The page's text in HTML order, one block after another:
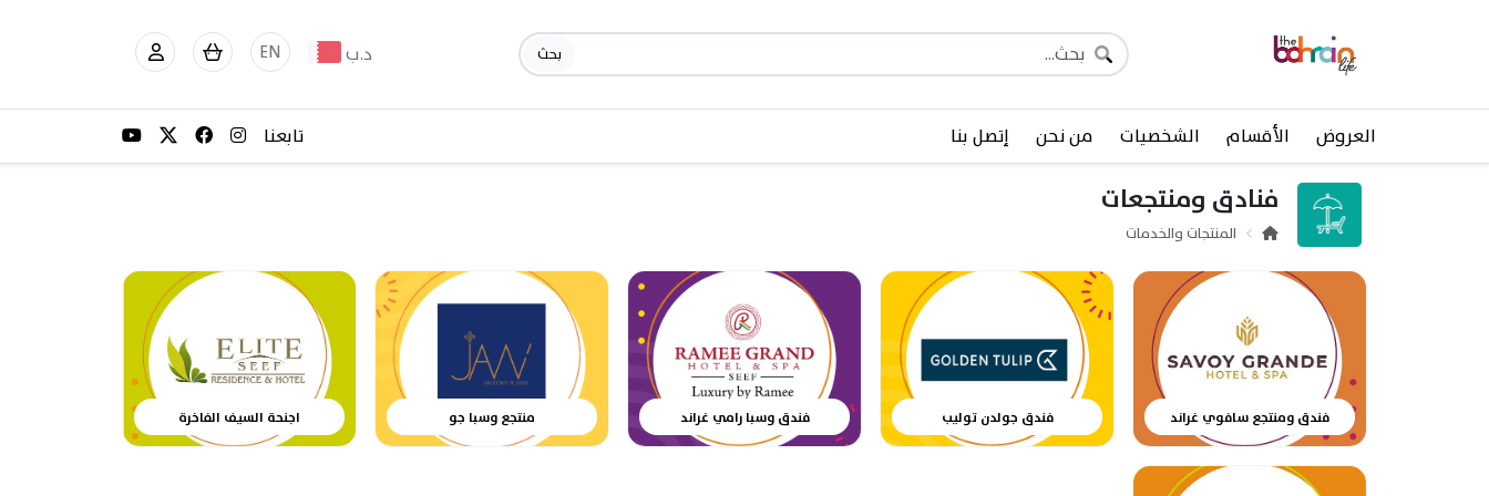
بحث د.ب EN
العروض الأقسام الشخصيات من نحن إتصل بنا تابعنا
فنادق ومنتجعات
المنتجات والخدمات
فندق ومنتجع سافوي غراند فندق جولدن توليب فندق وسبا رامي غراند منتجع وسبا جو اجنحة السيف الفاخرة